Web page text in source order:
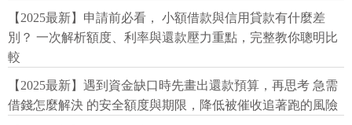
【2025最新】申請前必看， 小額借款與信用貸款有什麼差
別？ 一次解析額度、利率與還款壓力重點，完整教你聰明比
較
【2025最新】遇到資金缺口時先畫出還款預算，再思考 急需
借錢怎麼解決 的安全額度與期限，降低被催收追著跑的風險